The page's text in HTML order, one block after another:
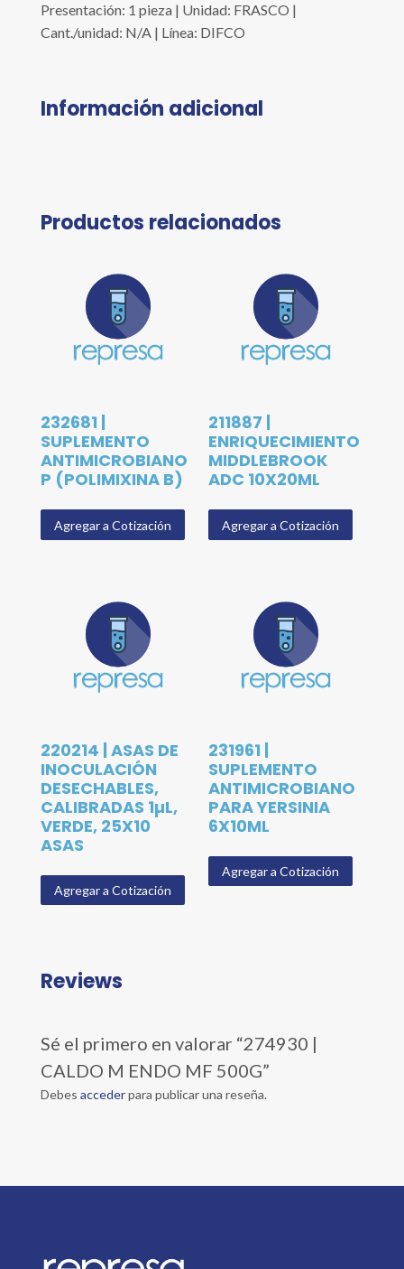
Presentación: 1 pieza | Unidad: FRASCO |
Cant./unidad: N/A | Línea: DIFCO
Información adicional
Productos relacionados
232681 |
SUPLEMENTO
ANTIMICROBIANO
P (POLIMIXINA B)
Agregar a Cotización
211887 |
ENRIQUECIMIENTO
MIDDLEBROOK
ADC 10X20ML
Agregar a Cotización
220214 | ASAS DE
INOCULACIÓN
DESECHABLES,
CALIBRADAS 1µL,
VERDE, 25X10
ASAS
Agregar a Cotización
231961 |
SUPLEMENTO
ANTIMICROBIANO
PARA YERSINIA
6X10ML
Agregar a Cotización
Reviews
Sé el primero en valorar “274930 |
CALDO M ENDO MF 500G”
Debes accederpara publicar una reseña.